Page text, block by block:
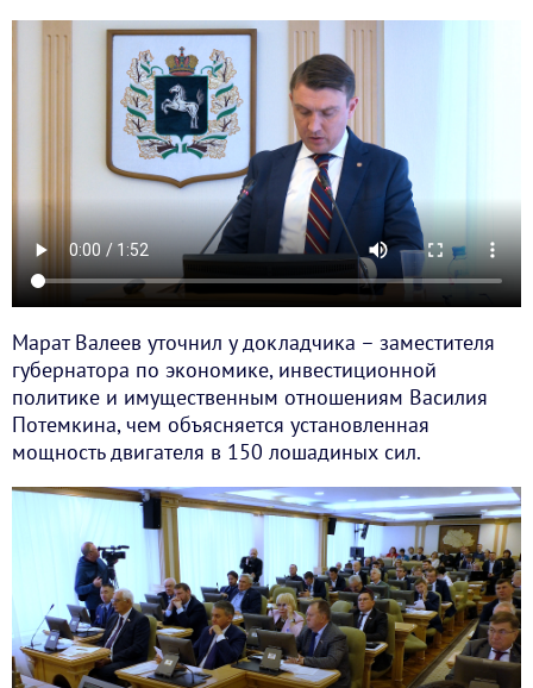
Марат Валеев уточнил у докладчика – заместителя
губернатора по экономике, инвестиционной
политике и имущественным отношениям Василия
Потемкина, чем объясняется установленная
мощность двигателя в 150 лошадиных сил.